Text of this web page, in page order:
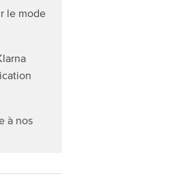
le mode
à nos